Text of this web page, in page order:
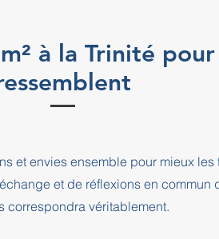
à la Trinité
et envies ensemble pour mieux
et de réflexions en commun
correspondra véritablement.